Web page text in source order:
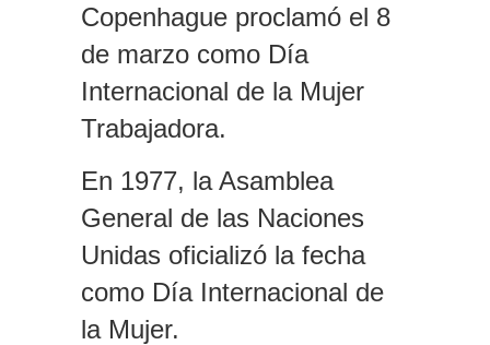
Copenhague proclamó el 8
de marzo como Día
Internacional de la Mujer
Trabajadora.
En 1977, la Asamblea
General de las Naciones
Unidas oficializó la fecha
como Día Internacional de
la Mujer.